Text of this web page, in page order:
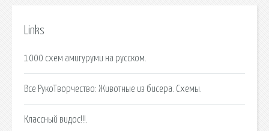
Links
1000 схем амигуруми на русском.
Все РукоТворчество: Животные из бисера. Схемы.
Классный видос!!!.